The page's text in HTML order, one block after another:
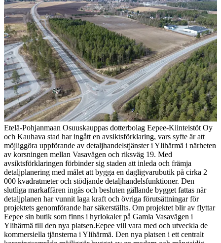
Etelä-Pohjanmaan Osuuskauppas dotterbolag Eepee-Kiinteistöt Oy
och Kauhava stad har ingått en avsiktsförklaring, vars syfte är att
möjliggöra uppförande av detaljhandelstjänster i Ylihärmä i närheten
av korsningen mellan Vasa­vägen och riksväg 19. Med
avsiktsförklaringen förbinder sig staden att inleda och främja
detaljplanering med målet att bygga en dagligvarubutik på cirka 2
000 kvadratmeter och stödjande detaljhandelsfunktioner. Den
slutliga markaffären ingås och besluten gällande bygget fattas när
detaljplanen har vunnit laga kraft och övriga förutsättningar för
projektets genomförande har säkerställts. Om projektet blir av flyttar
Eepee sin butik som finns i hyrlokaler på Gamla Vasavägen i
Ylihärmä till den nya platsen.Eepee vill vara med och utveckla de
kommersiella tjänsterna i Ylihärmä. Den nya platsen i ett centralt